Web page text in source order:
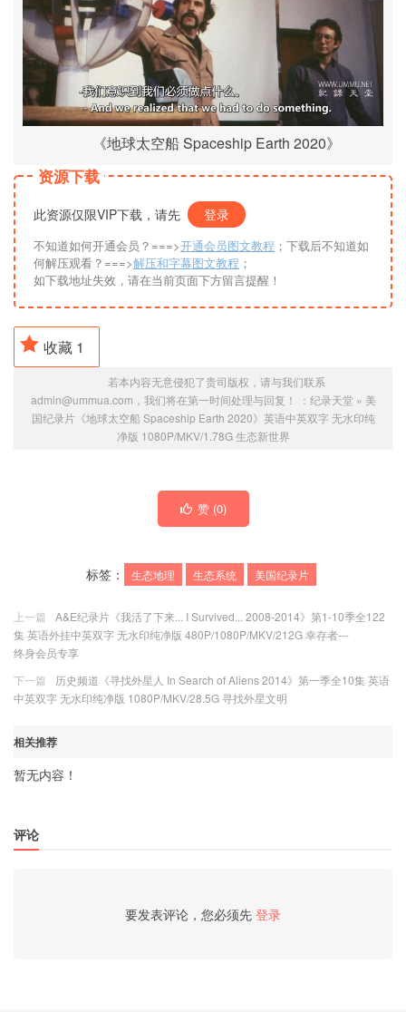
《地球太空船 Spaceship Earth 2020》
资源下载
此资源仅限VIP下载，请先 登录
不知道如何开通会员？===>开通会员图文教程 ；下载后不知道如
何解压观看？===>解压和字幕图文教程 ；
如下载地址失效，请在当前页面下方留言提醒！
收藏 1
若本内容无意侵犯了贵司版权，请与我们联系
admin@ummua.com，我们将在第一时间处理与回复！ ： 纪录天堂» 美
国纪录片《地球太空船 Spaceship Earth 2020》英语中英双字 无水印纯
净版 1080P/MKV/1.78G 生态新世界
赞 (0)
标签： 生态地理 生态系统 美国纪录片
上一篇
A&E纪录片《我活了下来... I Survived... 2008-2014》第1-10季全122
集 英语外挂中英双字 无水印纯净版 480P/1080P/MKV/212G 幸存者---
终身会员专享
下一篇
历史频道《寻找外星人 In Search of Aliens 2014》第一季全10集 英语
中英双字 无水印纯净版 1080P/MKV/28.5G 寻找外星文明
相关推荐
暂无内容！
评论
要发表评论，您必须先 登录